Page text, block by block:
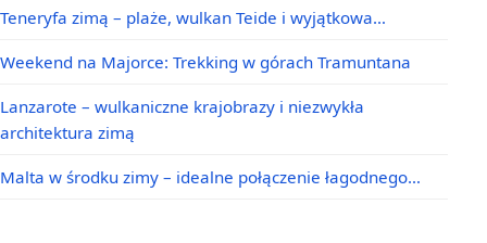
Teneryfa zimą – plaże, wulkan Teide i wyjątkowa…
Weekend na Majorce: Trekking w górach Tramuntana
Lanzarote – wulkaniczne krajobrazy i niezwykła
architektura zimą
Malta w środku zimy – idealne połączenie łagodnego…